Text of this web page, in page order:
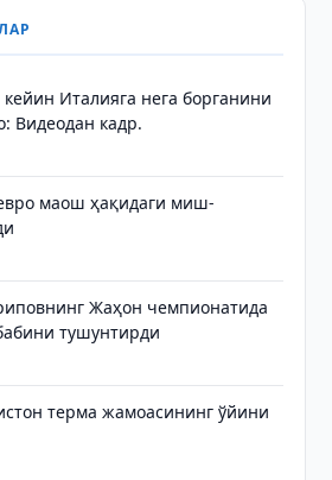
Италияга нега борганини
Видеодан кадр.
маош ҳақидаги миш-
Жаҳон чемпионатида
тушунтирди
терма жамоасининг ўйини